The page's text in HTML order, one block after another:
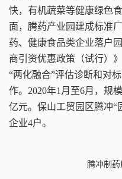
快，有机蔬菜等健康绿色
面，腾药产业园建成标准
药、健康食品类企业落户
商引资优惠政策（试行）
“两化融合”评估诊断和对
作。2020年1月至6月，规
亿元。保山工贸园区腾冲“
企业4户。
腾冲制